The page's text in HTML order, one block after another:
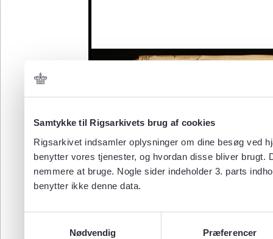
Samtykke til Rigsarkivets brug af cookies
Rigsarkivet indsamler oplysninger om dine besøg ved
benytter vores tjenester, og hvordan disse bliver
nemmere at bruge. Nogle sider indeholder 3. parts
benytter ikke denne data.
Nødvendig
Præferencer